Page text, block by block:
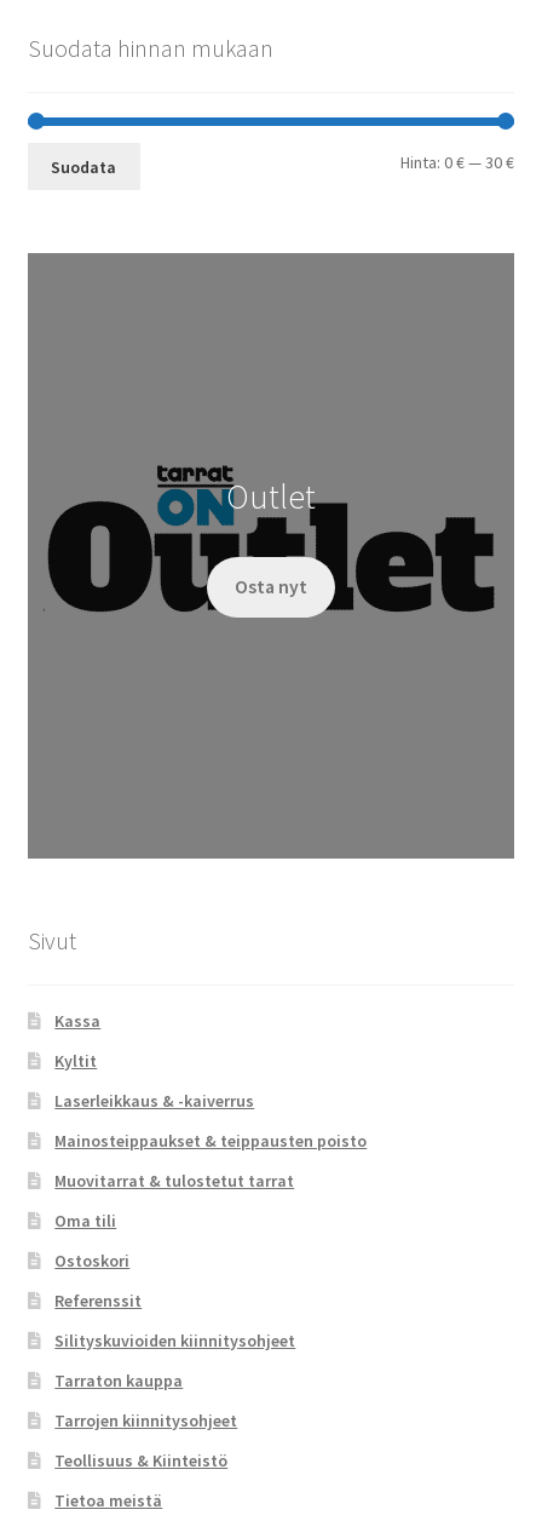
Suodata hinnan mukaan
Suodata Hinta:0 €—30 €
Outlet
Osta nyt
Sivut
Kassa
Kyltit
Laserleikkaus & -kaiverrus
Mainosteippaukset & teippausten poisto
Muovitarrat & tulostetut tarrat
Oma tili
Ostoskori
Referenssit
Silityskuvioiden kiinnitysohjeet
Tarraton kauppa
Tarrojen kiinnitysohjeet
Teollisuus & Kiinteistö
Tietoa meistä